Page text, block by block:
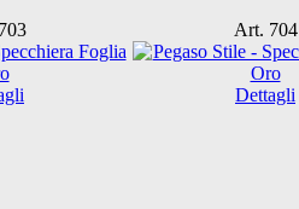
Art. 704
Dettagli